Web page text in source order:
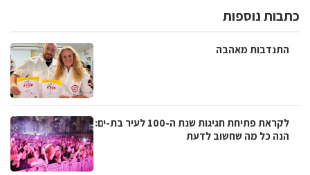
כתבות נוספות
התנדבות מאהבה
לקראת פתיחת חגיגות שנת ה-100 לעיר בת-ים:
הנה כל מה שחשוב לדעת